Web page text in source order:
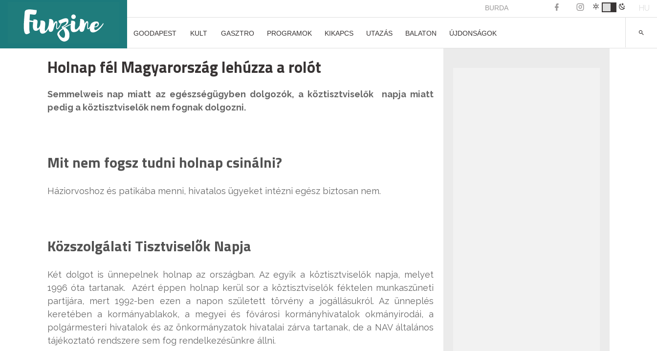
BURDA HU
GOODAPEST KULT GASZTRO PROGRAMOK KIKAPCS UTAZÁS BALATON ÚJDONSÁGOK
Holnap fél Magyarország lehúzza a rolót
Semmelweis nap miatt az egészségügyben dolgozók, a köztisztviselők napja miatt
pedig a köztisztviselők nem fognak dolgozni.
Mit nem fogsz tudni holnap csinálni?
Háziorvoshoz és patikába menni, hivatalos ügyeket intézni egész biztosan nem.
Közszolgálati Tisztviselők Napja
Két dolgot is ünnepelnek holnap az országban. Az egyik a köztisztviselők napja, melyet
1996 óta tartanak. Azért éppen holnap kerül sor a köztisztviselők féktelen munkaszüneti
partijára, mert 1992-ben ezen a napon született törvény a jogállásukról. Az ünneplés
keretében a kormányablakok, a megyei és fővárosi kormányhivatalok okmányirodái, a
polgármesteri hivatalok és az önkormányzatok hivatalai zárva tartanak, de a NAV általános
tájékoztató rendszere sem fog rendelkezésünkre állni.